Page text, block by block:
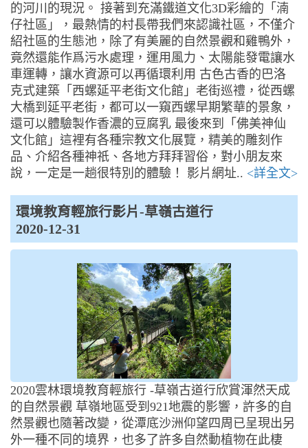
的河川的現況。 接著到充滿鐵道文化3D彩繪的「湳
仔社區」，最熱情的村長帶我們來認識社區，不僅介
紹社區的生態池，除了有美麗的自然景觀和雞鴨外，
竟然還能作爲污水處理，運用風力、太陽能發電讓水
車運轉，讓水資源可以再循環利用 古色古香的巴洛
克式建築「西螺延平老街文化館」老街巡禮，從西螺
大橋到延平老街，都可以一窺西螺早期繁華的景象，
還可以體驗製作香濃的豆腐乳 最後來到「佛美神仙
文化館」這裡有各種宗教文化展覽，精美的雕刻作
品、介紹各種神祇、各地方拜拜習俗，對小朋友來
說，一定是一趟很特別的體驗！ 影片網址.. <詳全文>
環境教育輕旅行影片-草嶺古道行
2020-12-31
2020雲林環境教育輕旅行 -草嶺古道行欣賞渾然天成
的自然景觀 草嶺地區受到921地震的影響，許多的自
然景觀也隨著改變，從潭底沙洲仰望四周已呈現出另
外一種不同的境界，也多了許多自然動植物在此棲